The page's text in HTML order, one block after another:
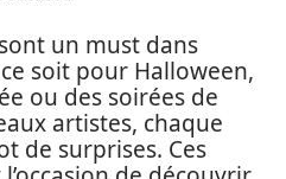
un must dans
soit pour Halloween,
ou des soirées de
artistes, chaque
de surprises. Ces